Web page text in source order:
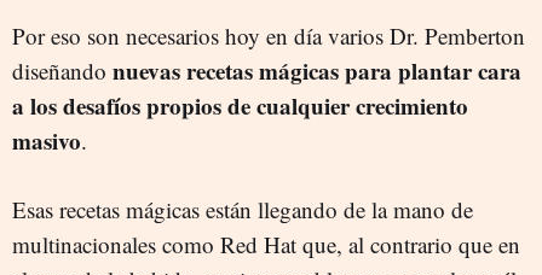
Por eso son necesarios hoy en día varios Dr. Pemberton
diseñando nuevas recetas mágicas para plantar cara
a los desafíos propios de cualquier crecimiento
masivo.
Esas recetas mágicas están llegando de la mano de
multinacionales como Red Hat que, al contrario que en